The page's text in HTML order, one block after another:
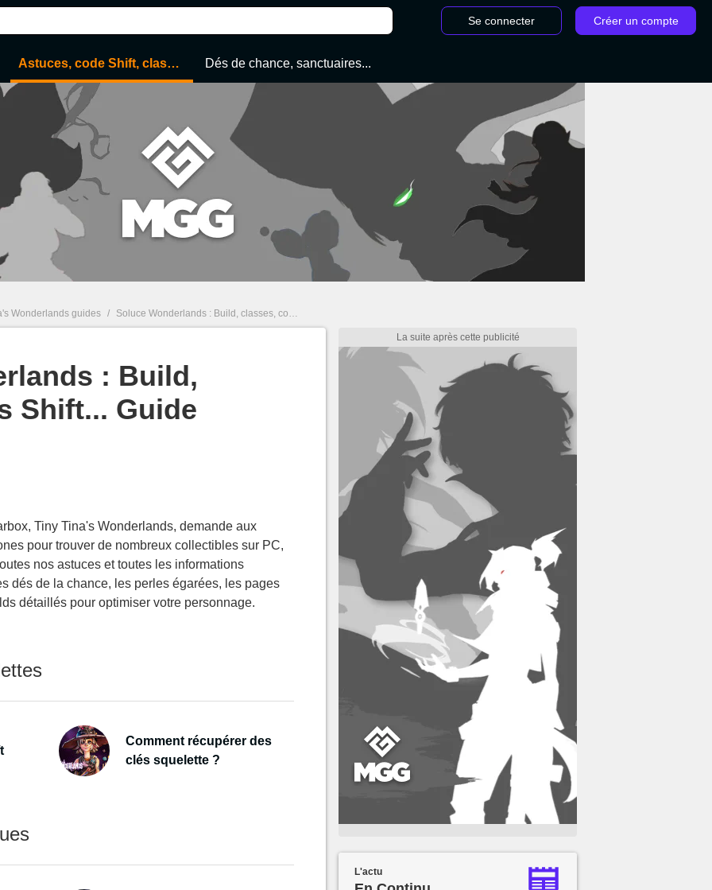
Se connecter Créer un compte
Astuces, code Shift, classes... Dés de chance, sanctuaires...
Wonderlands guides / Soluce Wonderlands : Build, classes, codes Shift... Guide complet
: Build,
Shift... Guide
Tiny Tina's Wonderlands, demande aux
pour trouver de nombreux collectibles sur PC,
nos astuces et toutes les informations
dés de la chance, les perles égarées, les pages
détaillés pour optimiser votre personnage.
Comment récupérer des
clés squelette ?
L'actu